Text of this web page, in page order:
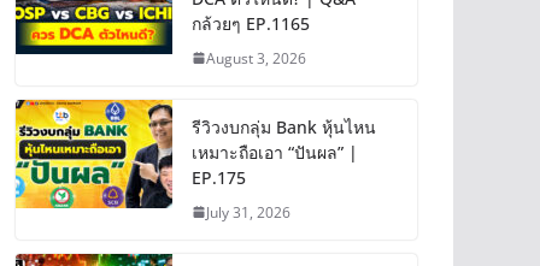
กล้วยๆ EP.1165
August 3, 2026
รีวิวงบกลุ่ม Bank หุ้นไหน
เหมาะถือเอา “ปันผล” |
EP.175
July 31, 2026